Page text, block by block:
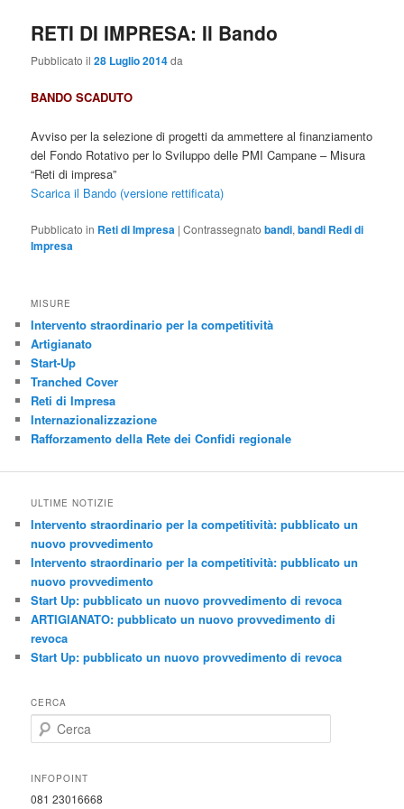
RETI DI IMPRESA: Il Bando
Pubblicato il28 Luglio 2014da
BANDO SCADUTO
Avviso per la selezione di progetti da ammettere al finanziamento
del Fondo Rotativo per lo Sviluppo delle PMI Campane – Misura
“Reti di impresa”
Scarica il Bando (versione rettificata)
Pubblicato in Reti di Impresa |Contrassegnato bandi,bandi Redi di
Impresa
MISURE
Intervento straordinario per la competitività
Artigianato
Start-Up
Tranched Cover
Reti di Impresa
Internazionalizzazione
Rafforzamento della Rete dei Confidi regionale
ULTIME NOTIZIE
Intervento straordinario per la competitività: pubblicato un
nuovo provvedimento
Intervento straordinario per la competitività: pubblicato un
nuovo provvedimento
Start Up: pubblicato un nuovo provvedimento di revoca
ARTIGIANATO: pubblicato un nuovo provvedimento di
revoca
Start Up: pubblicato un nuovo provvedimento di revoca
CERCA
e
c
INFOPOINT
081 23016668